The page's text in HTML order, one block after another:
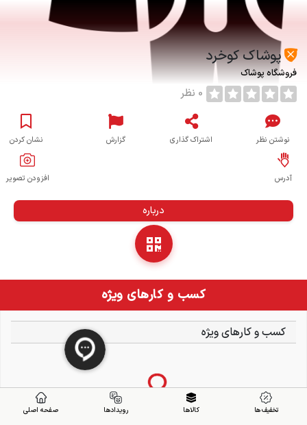
پوشاک کوخرد
فروشگاه پوشاک
0 نظر
نوشتن نظر اشتراک گذاری گزارش نشان کردن
آدرس افزودن تصویر
درباره
کسب و کارهای ویژه
کسب و کارهای ویژه
تخفیف ها کالاها رویدادها صفحه اصلی